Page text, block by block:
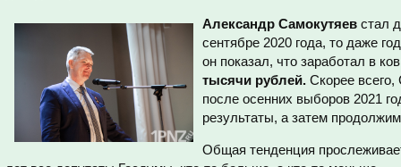
Александр Самокутяев стал
сентябре 2020 года, то даже
он показал, что заработал в
тысячи рублей. Скорее
после осенних выборов 2021
результаты, а затем
Общая тенденция